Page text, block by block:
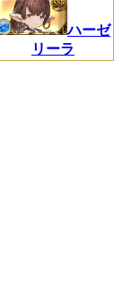
ハーゼ
リーラ